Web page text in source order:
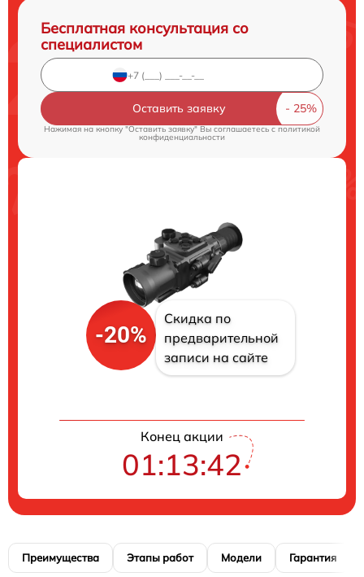
Бесплатная консультация со
специалистом
Оставить заявку
Нажимая на кнопку "Оставить заявку" Вы соглашаетесь c политикой
конфиденциальности
-20%
Скидка по
предварительной
записи на сайте
Конец акции
01:13:41
Преимущества Этапы работ Модели Гарантия